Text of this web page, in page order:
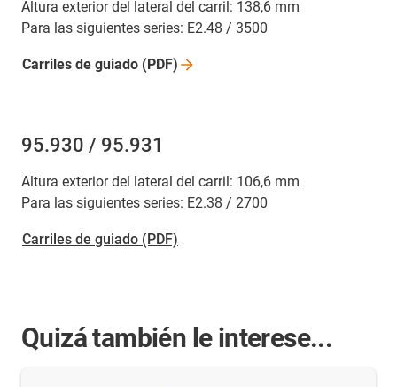
Altura exterior del lateral del carril: 138,6 mm
Para las siguientes series: E2.48 / 3500
Carriles de guiado (PDF)
95.930 / 95.931
Altura exterior del lateral del carril: 106,6 mm
Para las siguientes series: E2.38 / 2700
Carriles de guiado (PDF)
Quizá también le interese...